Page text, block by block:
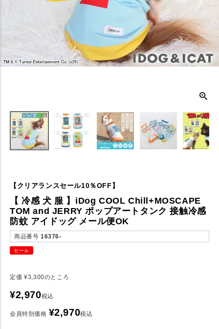
【クリアランスセール10％OFF】
【 冷感 犬 服 】iDog COOL Chill+MOSCAPE
TOM and JERRY ポップアートタンク 接触冷感
防蚊 アイドッグ メール便OK
商品番号 16376-
セール
定価 ¥3,300のところ
¥2,970税込
会員特別価格 ¥2,970税込